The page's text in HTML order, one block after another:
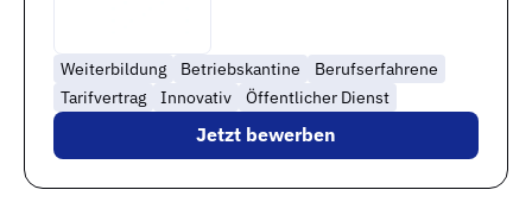
Weiterbildung Betriebskantine
Berufserfahrene
Tarifvertrag
Innovativ Öffentlicher Dienst
Jetzt bewerben